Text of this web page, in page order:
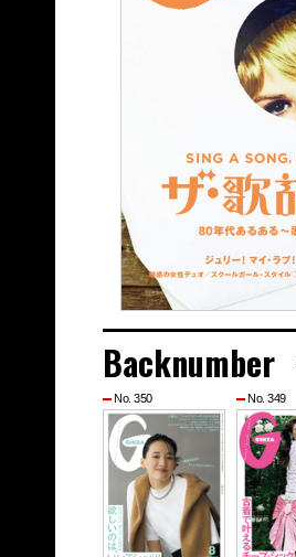
Backnumber
No. 350 No. 349